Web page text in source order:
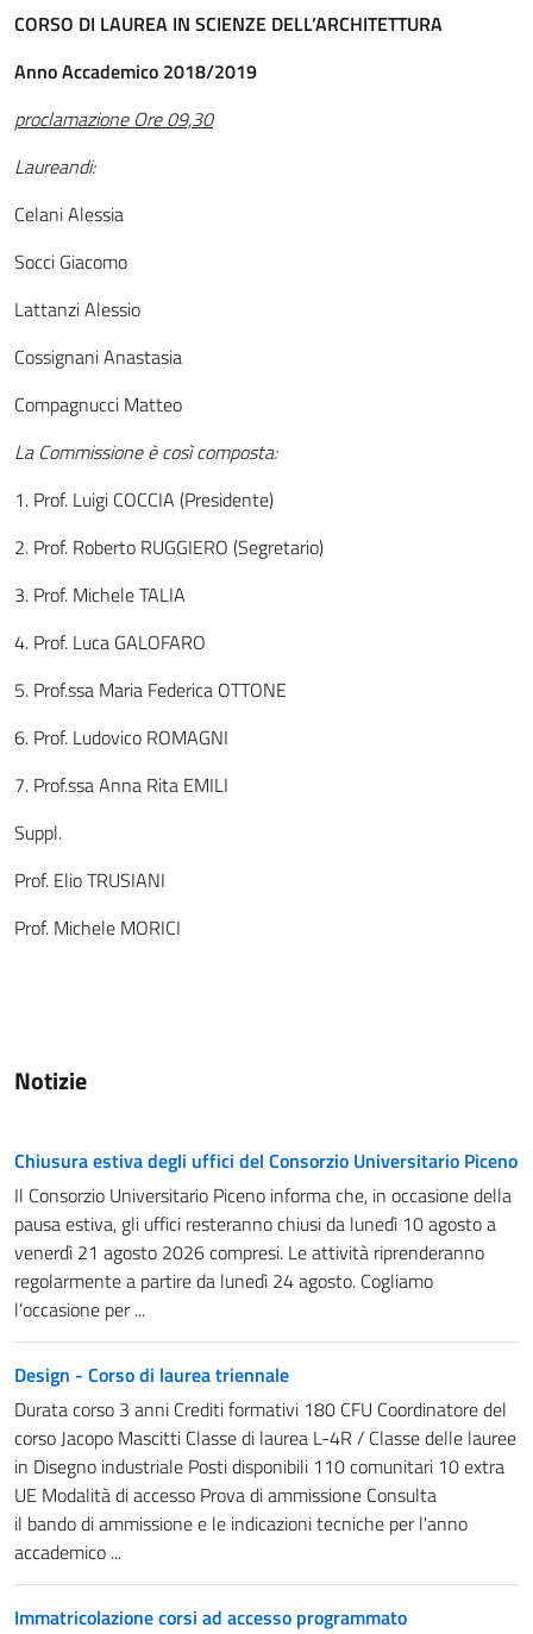
CORSO DI LAUREA IN SCIENZE DELL’ARCHITETTURA
Anno Accademico 2018/2019
proclamazione Ore 09,30
Laureandi:
Celani Alessia
Socci Giacomo
Lattanzi Alessio
Cossignani Anastasia
Compagnucci Matteo
La Commissione è così composta:
1. Prof. Luigi COCCIA (Presidente)
2. Prof. Roberto RUGGIERO (Segretario)
3. Prof. Michele TALIA
4. Prof. Luca GALOFARO
5. Prof.ssa Maria Federica OTTONE
6. Prof. Ludovico ROMAGNI
7. Prof.ssa Anna Rita EMILI
Suppl.
Prof. Elio TRUSIANI
Prof. Michele MORICI
Notizie
Chiusura estiva degli uffici del Consorzio Universitario Piceno
Il Consorzio Universitario Piceno informa che, in occasione della
pausa estiva, gli uffici resteranno chiusi da lunedì 10 agosto a
venerdì 21 agosto 2026 compresi. Le attività riprenderanno
regolarmente a partire da lunedì 24 agosto. Cogliamo
l’occasione per ...
Design - Corso di laurea triennale
Durata corso 3 anni Crediti formativi 180 CFU Coordinatore del
corso Jacopo Mascitti Classe di laurea L-4R / Classe delle lauree
in Disegno industriale Posti disponibili 110 comunitari 10 extra
UE Modalità di accesso Prova di ammissione Consulta
il bando di ammissione e le indicazioni tecniche per l'anno
accademico ...
Immatricolazione corsi ad accesso programmato